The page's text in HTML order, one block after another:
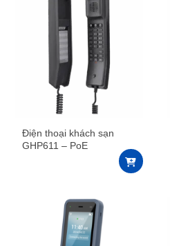
Điện thoại khách sạn
GHP611 – PoE